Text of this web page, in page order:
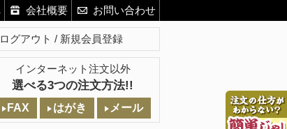
会社概要 お問い合わせ
ログアウト 新規会員登録
インターネット注文以外
選べる3つの注文方法!!
FAX はがき メール